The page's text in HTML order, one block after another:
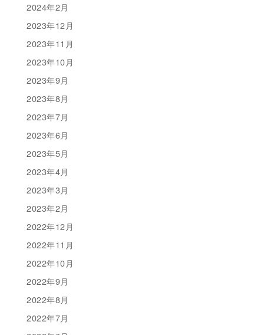
2024年2月
2023年12月
2023年11月
2023年10月
2023年9月
2023年8月
2023年7月
2023年6月
2023年5月
2023年4月
2023年3月
2023年2月
2022年12月
2022年11月
2022年10月
2022年9月
2022年8月
2022年7月